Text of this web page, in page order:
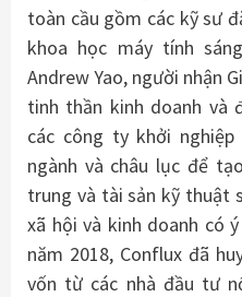
toàn cầu gồm các kỹ sư
khoa học máy tính
Andrew Yao, người nhận
tinh thần kinh doanh và
các công ty khởi
ngành và châu lục để
trung và tài sản kỹ thuật
xã hội và kinh doanh có
năm 2018, Conflux đã
vốn từ các nhà đầu tư